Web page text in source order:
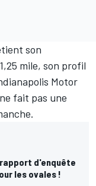
son
mile, son profil
Motor
fait pas une
rapport d'enquête
les ovales !